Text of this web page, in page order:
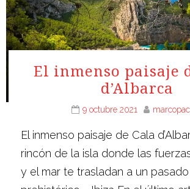
El inmenso paisaje
d’Albarca
9 octubre 2021 marcopac
El inmenso paisaje de Cala
rincón de la isla donde las
y el mar te trasladan a un pasado